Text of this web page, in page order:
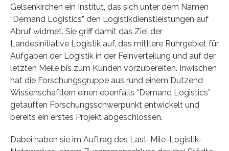
Gelsenkirchen ein Institut, das sich unter dem Namen
“Demand Logistics” den Logistikdienstleistungen auf
Abruf widmet. Sie griff damit das Ziel der
Landesinitiative Logistik auf, das mittlere Ruhrgebiet für
Aufgaben der Logistik in der Feinverteilung und auf der
letzten Meile bis zum Kunden vorzubereiten. Inwischen
hat die Forschungsgruppe aus rund einem Dutzend
Wissenschaftlern einen ebenfalls “Demand Logistics”
getauften Forschungsschwerpunkt entwickelt und
bereits ein erstes Projekt abgeschlossen.
Dabei haben sie im Auftrag des Last-Mile-Logistik-